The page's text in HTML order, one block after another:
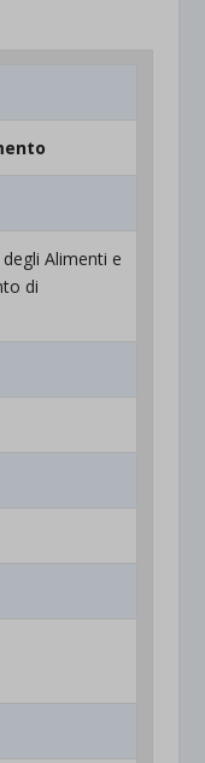
degli Alimenti e
di